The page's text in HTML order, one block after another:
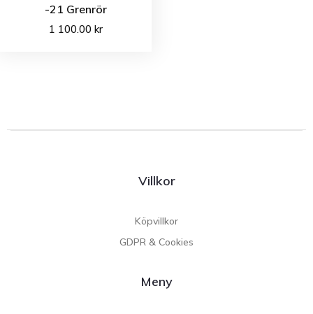
-21 Grenrör
1 100.00 kr
Villkor
Köpvillkor
GDPR & Cookies
Meny